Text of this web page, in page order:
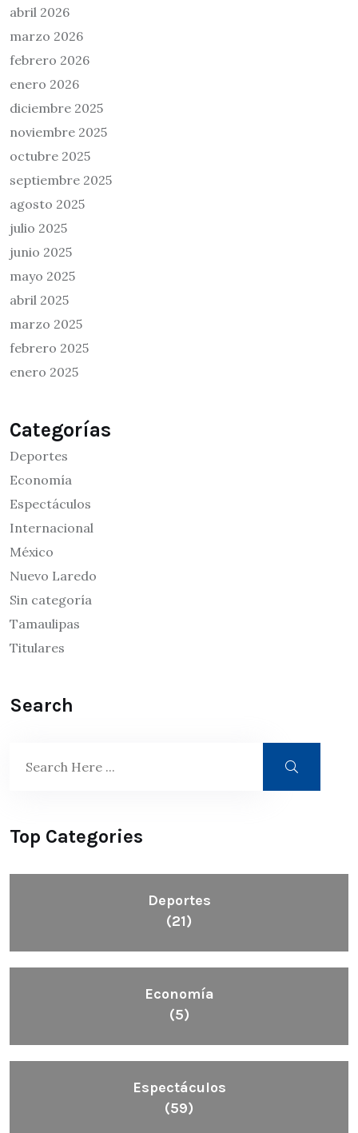
abril 2026
marzo 2026
febrero 2026
enero 2026
diciembre 2025
noviembre 2025
octubre 2025
septiembre 2025
agosto 2025
julio 2025
junio 2025
mayo 2025
abril 2025
marzo 2025
febrero 2025
enero 2025
Categorías
Deportes
Economía
Espectáculos
Internacional
México
Nuevo Laredo
Sin categoría
Tamaulipas
Titulares
Search
Top Categories
Deportes
(21)
Economía
(5)
Espectáculos
(59)